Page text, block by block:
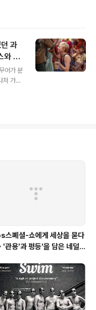
우디
에서
시 그
욕을
살라
학처럼
이곳
과
와 줄
어가 분
쳐 가는
나
된다.
여성
스폐셜-쇼에게 세상을 묻다
'관용'과 평등'을 담은 네덜